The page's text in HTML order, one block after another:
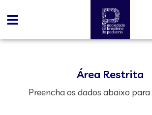
Área Restrita
Preencha os dados abaixo